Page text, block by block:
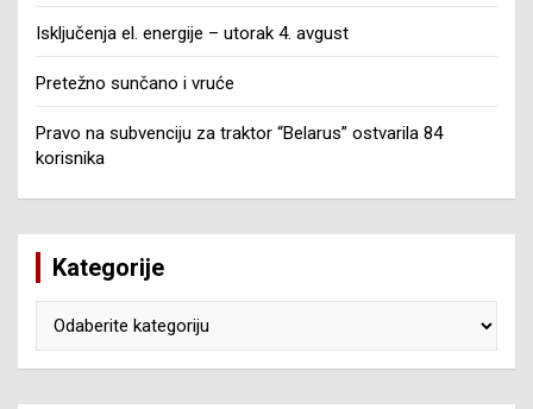
Isključenja el. energije – utorak 4. avgust
Pretežno sunčano i vruće
Pravo na subvenciju za traktor “Belarus” ostvarila 84
korisnika
Kategorije